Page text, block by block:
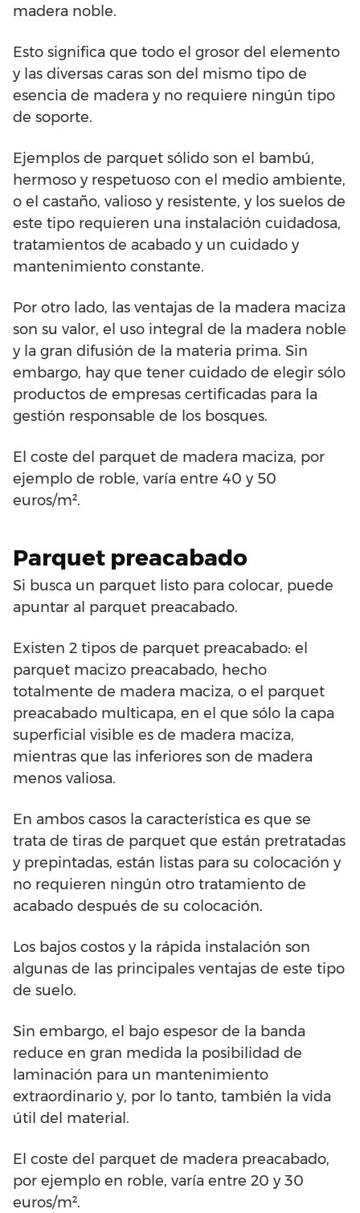
madera noble.
Esto significa que todo el grosor del elemento
y las diversas caras son del mismo tipo de
esencia de madera y no requiere ningún tipo
de soporte.
Ejemplos de parquet sólido son el bambú,
hermoso y respetuoso con el medio ambiente,
o el castaño, valioso y resistente, y los suelos de
este tipo requieren una instalación cuidadosa,
tratamientos de acabado y un cuidado y
mantenimiento constante.
Por otro lado, las ventajas de la madera maciza
son su valor, el uso integral de la madera noble
y la gran difusión de la materia prima. Sin
embargo, hay que tener cuidado de elegir sólo
productos de empresas certificadas para la
gestión responsable de los bosques.
El coste del parquet de madera maciza, por
ejemplo de roble, varía entre 40 y 50
euros/m².
Parquet preacabado
Si busca un parquet listo para colocar, puede
apuntar al parquet preacabado.
Existen 2 tipos de parquet preacabado: el
parquet macizo preacabado, hecho
totalmente de madera maciza, o el parquet
preacabado multicapa, en el que sólo la capa
superficial visible es de madera maciza,
mientras que las inferiores son de madera
menos valiosa.
En ambos casos la característica es que se
trata de tiras de parquet que están pretratadas
y prepintadas, están listas para su colocación y
no requieren ningún otro tratamiento de
acabado después de su colocación.
Los bajos costos y la rápida instalación son
algunas de las principales ventajas de este tipo
de suelo.
Sin embargo, el bajo espesor de la banda
reduce en gran medida la posibilidad de
laminación para un mantenimiento
extraordinario y, por lo tanto, también la vida
útil del material.
El coste del parquet de madera preacabado,
por ejemplo en roble, varía entre 20 y 30
euros/m².